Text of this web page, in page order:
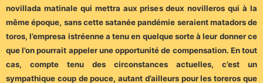
novillada matinale qui mettra aux prises deux novilleros qui à la
même époque, sans cette satanée pandémie seraient matadors de
toros, l’empresa istréenne a tenu en quelque sorte à leur donner ce
que l’on pourrait appeler une opportunité de compensation. En tout
cas, compte tenu des circonstances actuelles, c’est un
sympathique coup de pouce, autant d’ailleurs pour les toreros que